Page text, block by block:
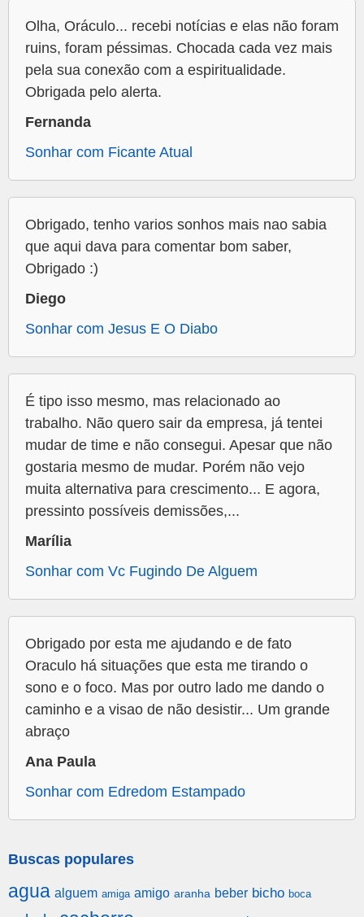
Olha, Oráculo... recebi notícias e elas não foram
ruins, foram péssimas. Chocada cada vez mais
pela sua conexão com a espiritualidade.
Obrigada pelo alerta.
Fernanda
Sonhar com Ficante Atual
Obrigado, tenho varios sonhos mais nao sabia
que aqui dava para comentar bom saber,
Obrigado :)
Diego
Sonhar com Jesus E O Diabo
É tipo isso mesmo, mas relacionado ao
trabalho. Não quero sair da empresa, já tentei
mudar de time e não consegui. Apesar que não
gostaria mesmo de mudar. Porém não vejo
muita alternativa para crescimento... E agora,
pressinto possíveis demissões,...
Marília
Sonhar com Vc Fugindo De Alguem
Obrigado por esta me ajudando e de fato
Oraculo há situações que esta me tirando o
sono e o foco. Mas por outro lado me dando o
caminho e a visao de não desistir... Um grande
abraço
Ana Paula
Sonhar com Edredom Estampado
Buscas populares
agua alguem amiga amigo aranha beber bicho boca